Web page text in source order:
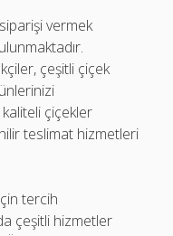
vermek
çeşitli çiçek
çiçekler
teslimat hizmetleri
tercih
çeşitli hizmetler